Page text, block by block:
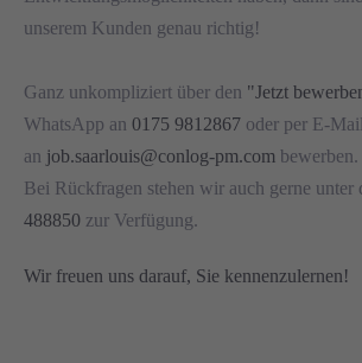
unserem Kunden genau richtig!
Ganz unkompliziert über den "Jetzt
WhatsApp an 0175 9812867 oder per E-Mail
an job.saarlouis@conlog-pm.com bewerben.
Bei Rückfragen stehen wir auch gerne unter
488850 zur Verfügung.
Wir freuen uns darauf, Sie kennenzulernen!